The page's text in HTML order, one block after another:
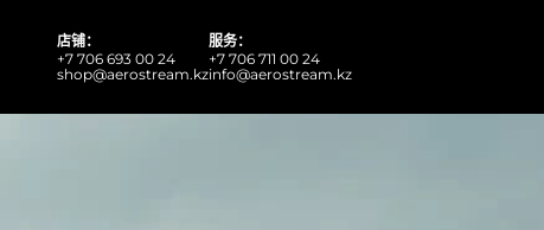
店铺：
+7 706 693 00 24
shop@aerostream.kz
服务：
+7 706 711 00 24
info@aerostream.kz